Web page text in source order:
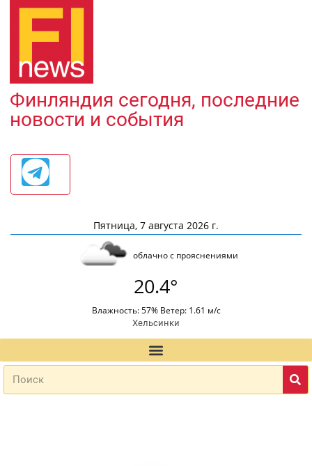
Финляндия сегодня, последние
новости и события
Пятница, 7 августа 2026 г.
облачно с прояснениями
20.4°
Влажность: 57% Ветер: 1.61 м/с
Хельсинки